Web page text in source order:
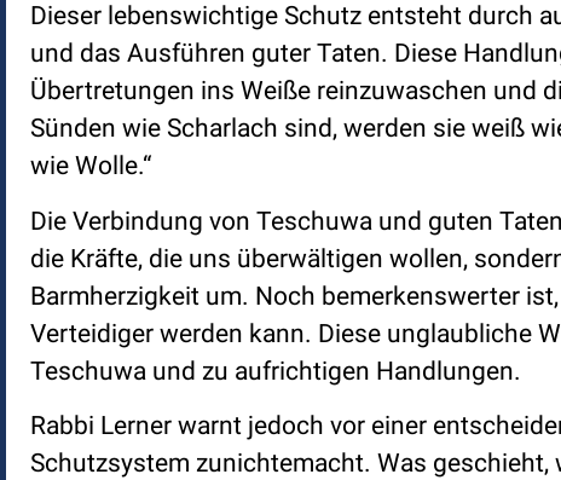
Dieser lebenswichtige Schutz entsteht durch
und das Ausführen guter Taten. Diese
Übertretungen ins Weiße reinzuwaschen und
Sünden wie Scharlach sind, werden sie weiß
wie Wolle.“
Die Verbindung von Teschuwa und guten
die Kräfte, die uns überwältigen wollen,
Barmherzigkeit um. Noch bemerkenswerter
Verteidiger werden kann. Diese unglaubliche
Teschuwa und zu aufrichtigen Handlungen.
Rabbi Lerner warnt jedoch vor einer
Schutzsystem zunichtemacht. Was